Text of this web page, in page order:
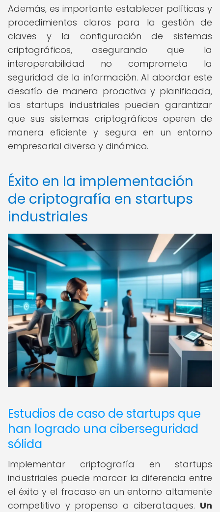
Además, es importante establecer políticas y
procedimientos claros para la gestión de
claves y la configuración de sistemas
criptográficos, asegurando que la
interoperabilidad no comprometa la
seguridad de la información. Al abordar este
desafío de manera proactiva y planificada,
las startups industriales pueden garantizar
que sus sistemas criptográficos operen de
manera eficiente y segura en un entorno
empresarial diverso y dinámico.
Éxito en la implementación
de criptografía en startups
industriales
Estudios de caso de startups que
han logrado una ciberseguridad
sólida
Implementar criptografía en startups
industriales puede marcar la diferencia entre
el éxito y el fracaso en un entorno altamente
competitivo y propenso a ciberataques. Un